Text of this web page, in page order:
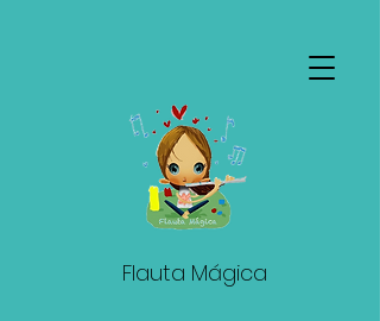
Flauta Mágica